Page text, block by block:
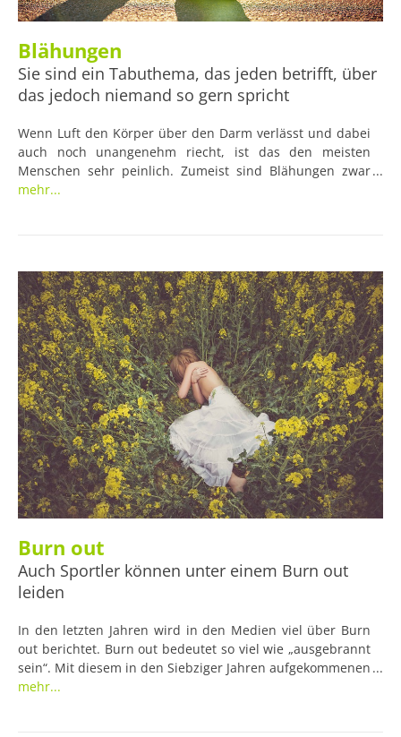
Blähungen
Sie sind ein Tabuthema, das jeden betrifft, über
das jedoch niemand so gern spricht
Wenn Luft den Körper über den Darm verlässt und dabei
auch noch unangenehm riecht, ist das den meisten
Menschen sehr peinlich. Zumeist sind Blähungen zwar
unangenehm, allerdings steckt nur in vergleichsweise
mehr...
Burn out
Auch Sportler können unter einem Burn out
leiden
In den letzten Jahren wird in den Medien viel über Burn
out berichtet. Burn out bedeutet so viel wie „ausgebrannt
sein“. Mit diesem in den Siebziger Jahren aufgekommenen
Begriff wird ein lang andauerndes Gefühl völliger
mehr...